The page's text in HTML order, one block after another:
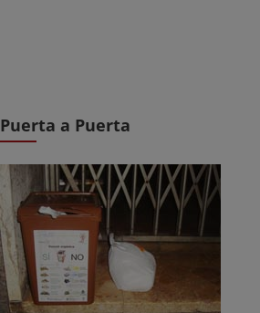
Puerta a Puerta